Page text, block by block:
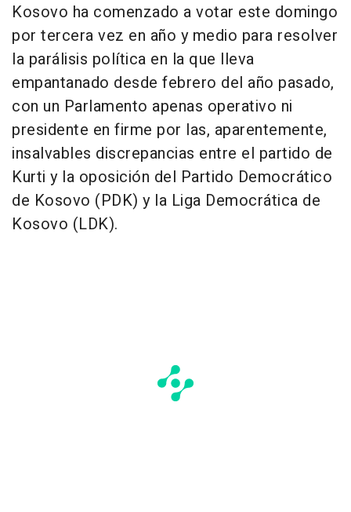
Kosovo ha comenzado a votar este domingo
por tercera vez en año y medio para resolver
la parálisis política en la que lleva
empantanado desde febrero del año pasado,
con un Parlamento apenas operativo ni
presidente en firme por las, aparentemente,
insalvables discrepancias entre el partido de
Kurti y la oposición del Partido Democrático
de Kosovo (PDK) y la Liga Democrática de
Kosovo (LDK).